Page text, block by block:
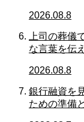
2026.08.8
上司の葬儀
な言葉を伝
2026.08.8
銀行融資を
ための準備